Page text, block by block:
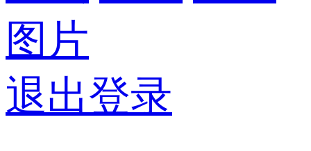
图片
退出登录